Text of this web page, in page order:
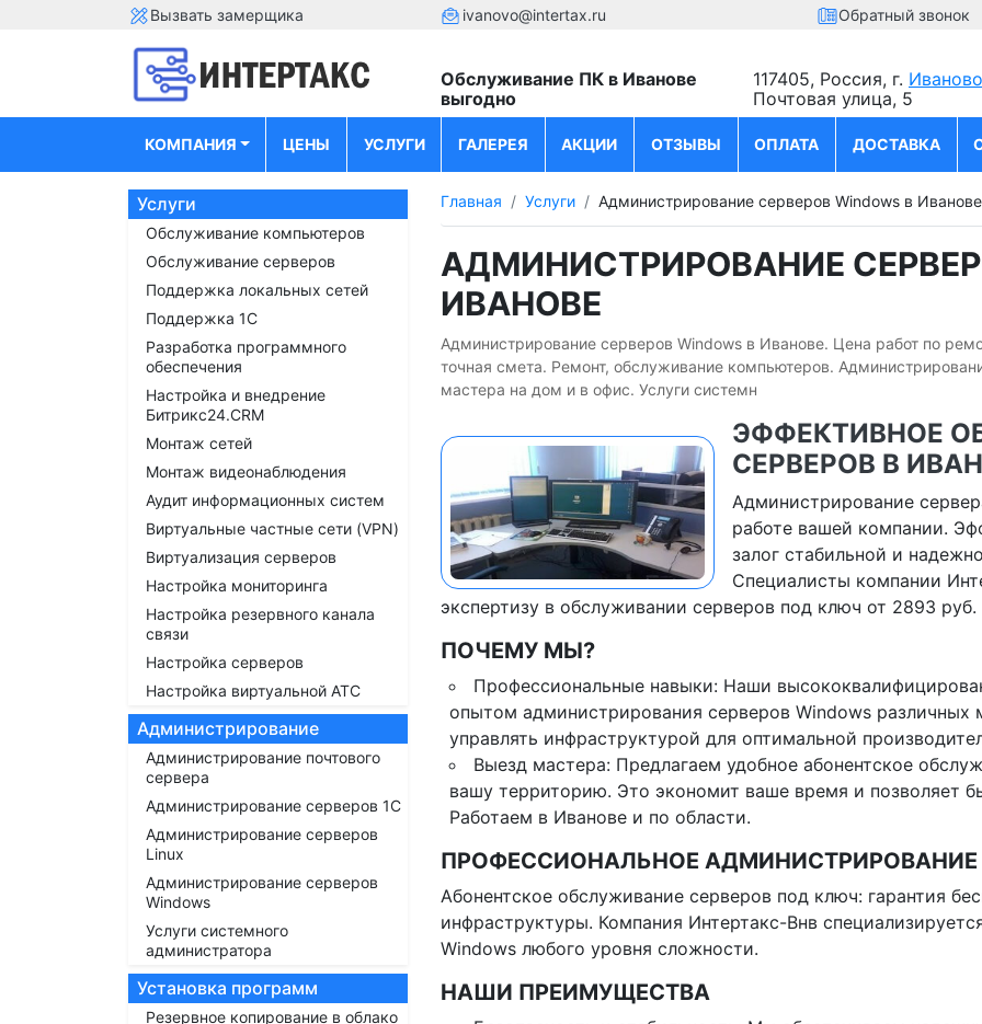
Вызвать замерщика ivanovo@intertax.ru Обратный звонок
Обслуживание ПК в Иванове
выгодно
117405, Россия, г. Иваново
Почтовая улица, 5
КОМПАНИЯ ЦЕНЫ УСЛУГИ ГАЛЕРЕЯ АКЦИИ ОТЗЫВЫ ОПЛАТА ДОСТАВКА
Услуги
Обслуживание компьютеров
Обслуживание серверов
Поддержка локальных сетей
Поддержка 1С
Разработка программного
обеспечения
Настройка и внедрение
Битрикс24.CRM
Монтаж сетей
Монтаж видеонаблюдения
Аудит информационных систем
Виртуальные частные сети (VPN)
Виртуализация серверов
Настройка мониторинга
Настройка резервного канала
связи
Настройка серверов
Настройка виртуальной АТС
Администрирование
Администрирование почтового
сервера
Администрирование серверов 1С
Администрирование серверов
Linux
Администрирование серверов
Windows
Услуги системного
администратора
Установка программ
Резервное копирование в облако
Главная Услуги Администрирование серверов Windows в Иванове
АДМИНИСТРИРОВАНИЕ
ИВАНОВЕ
Администрирование серверов Windows в Иванове. Цена работ по
точная смета. Ремонт, обслуживание компьютеров.
мастера на дом и в офис. Услуги системн
ЭФФЕКТИВНОЕ
СЕРВЕРОВ В
Администрирование
работе вашей компании.
залог стабильной и
Специалисты компании
экспертизу в обслуживании серверов под ключ от 2893 руб.
ПОЧЕМУ МЫ?
Профессиональные навыки: Наши
опытом администрирования серверов Windows
управлять инфраструктурой для оптимальной
Выезд мастера: Предлагаем удобное абонентское
вашу территорию. Это экономит ваше время и позволяет
Работаем в Иванове и по области.
ПРОФЕССИОНАЛЬНОЕ АДМИНИСТРИРОВАНИЕ
Абонентское обслуживание серверов под ключ: гарантия
инфраструктуры. Компания Интертакс-Внв
Windows любого уровня сложности.
НАШИ ПРЕИМУЩЕСТВА